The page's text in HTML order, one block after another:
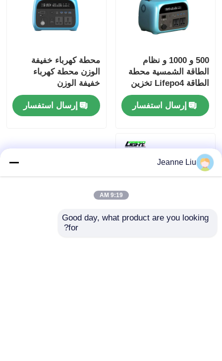
500 و 1000 و نظام
الطاقة الشمسية محطة
الطاقة Lifepo4 تخزين
الطاقة محطة الطاقة
المحمولة للخارج
إرسال استفسار
محطة كهرباء خفيفة
الوزن محطة كهرباء
خفيفة الوزن
إرسال استفسار
Jeanne Liu
9:19 AM
Good day, what product are you looking
for?